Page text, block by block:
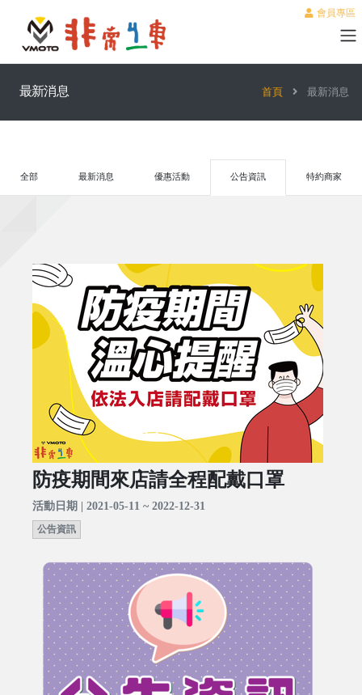
會員專區
最新消息 首頁 最新消息
全部 最新消息 優惠活動 公告資訊 特約商家
防疫期間來店請全程配戴口罩
活動日期 | 2021-05-11 ~ 2022-12-31
公告資訊